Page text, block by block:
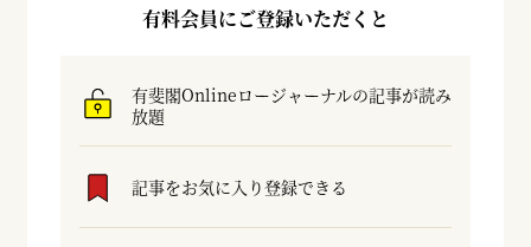
有料会員にご登録いただくと
有斐閣Onlineロージャーナルの記事が読み
放題
記事をお気に入り登録できる